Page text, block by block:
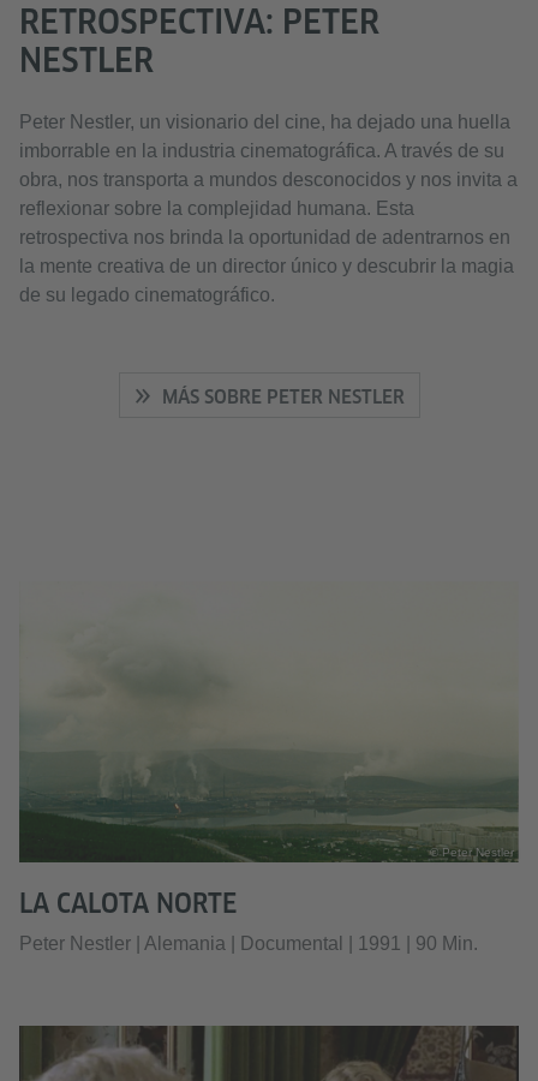
RETROSPECTIVA: PETER
NESTLER
Peter Nestler, un visionario del cine, ha dejado una huella
imborrable en la industria cinematográfica. A través de su
obra, nos transporta a mundos desconocidos y nos invita a
reflexionar sobre la complejidad humana. Esta
retrospectiva nos brinda la oportunidad de adentrarnos en
la mente creativa de un director único y descubrir la magia
de su legado cinematográfico.
MÁS SOBRE PETER NESTLER
© Peter Nestler
LA CALOTA NORTE
Peter Nestler | Alemania | Documental | 1991 | 90 Min.